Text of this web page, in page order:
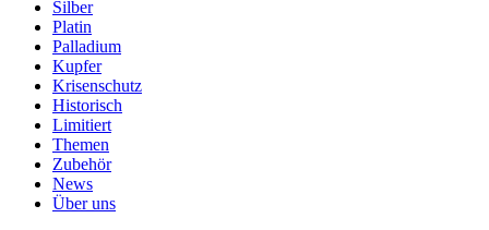
Silber
Platin
Palladium
Kupfer
Krisenschutz
Historisch
Limitiert
Themen
Zubehör
News
Über uns